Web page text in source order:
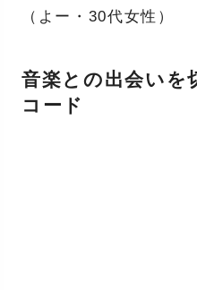
（よー・30代女性）
音楽との出会いを
コード